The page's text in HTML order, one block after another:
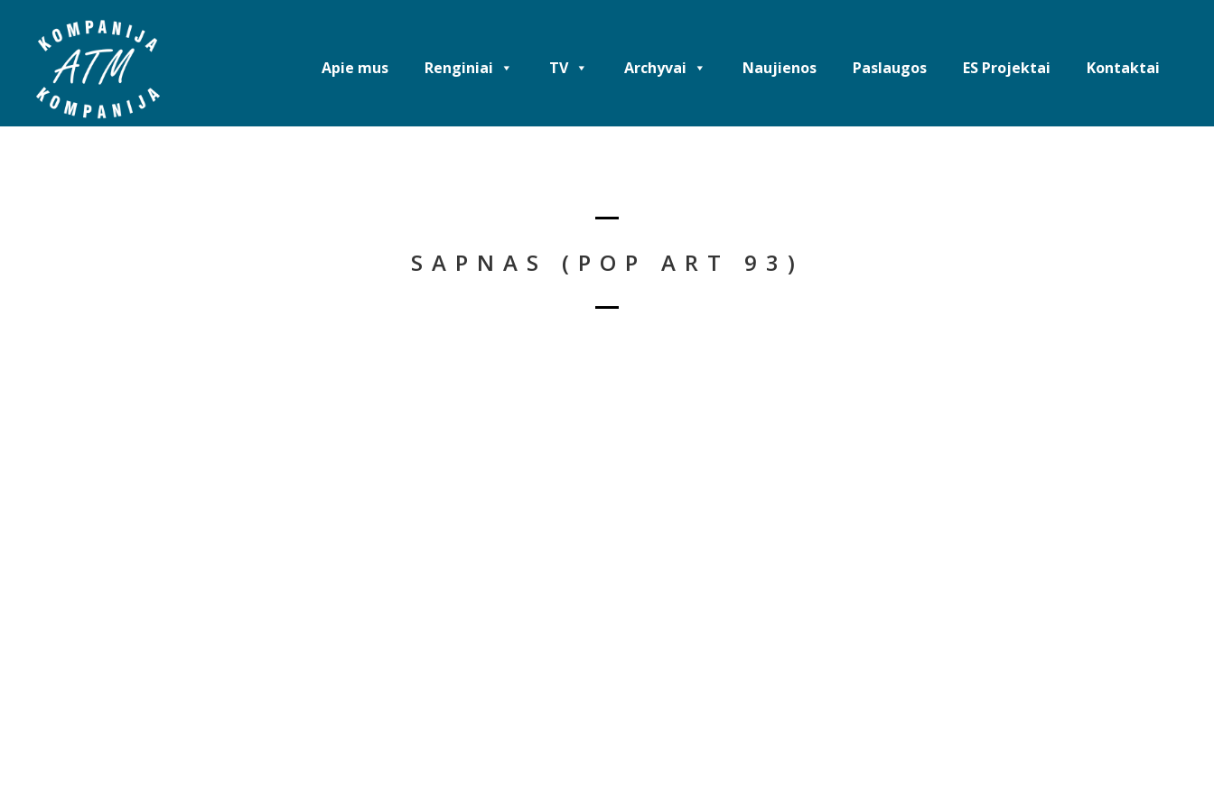
Apie mus Renginiai TV Archyvai Naujienos Paslaugos ES Projektai Kontaktai
SAPNAS (POP ART 93)